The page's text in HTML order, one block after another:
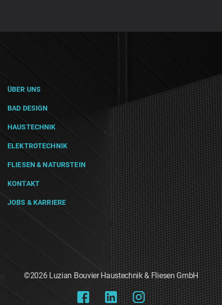
ÜBER UNS
BAD DESIGN
HAUSTECHNIK
ELEKTROTECHNIK
FLIESEN & NATURSTEIN
KONTAKT
JOBS & KARRIERE
©2026 Luzian Bouvier Haustechnik & Fliesen GmbH